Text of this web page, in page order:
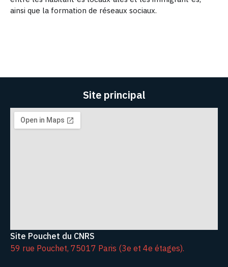
ainsi que la formation de réseaux sociaux.
Site principal
Site Pouchet du CNRS
59 rue Pouchet, 75017 Paris (3e et 4e étages).